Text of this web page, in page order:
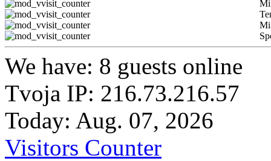
We have: 8 guests online
Tvoja IP: 216.73.216.57
Today: Aug. 07, 2026
Visitors Counter